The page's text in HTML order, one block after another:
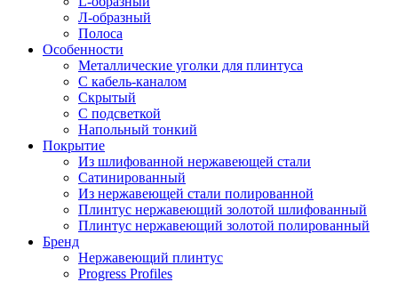
Л-образный
Полоса
Особенности
Металлические уголки для плинтуса
С кабель-каналом
Скрытый
С подсветкой
Напольный тонкий
Покрытие
Из шлифованной нержавеющей стали
Сатинированный
Из нержавеющей стали полированной
Плинтус нержавеющий золотой шлифованный
Плинтус нержавеющий золотой полированный
Бренд
Нержавеющий плинтус
Progress Profiles